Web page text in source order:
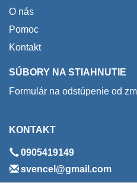
O nás
Pomoc
Kontakt
SÚBORY NA STIAHNUTIE
Formulár na odstúpenie od
KONTAKT
0905419149
svencel@gmail.com